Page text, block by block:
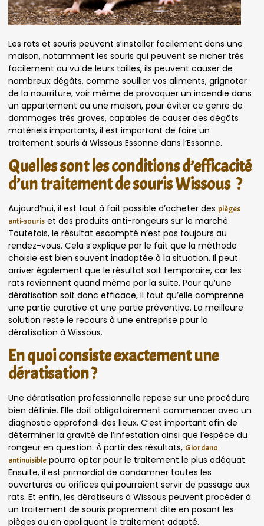
Les rats et souris peuvent s’installer facilement dans une
maison, notamment les souris qui peuvent se nicher très
facilement au vu de leurs tailles, ils peuvent causer de
nombreux dégâts, comme souiller vos aliments, grignoter
de la nourriture, voir même de provoquer un incendie dans
un appartement ou une maison, pour éviter ce genre de
dommages très graves, capables de causer des dégâts
matériels importants, il est important de faire un
traitement souris à Wissous Essonne dans l’Essonne.
Quelles sont les conditions d’efficacité
d’un traitement de souris Wissous ?
Aujourd’hui, il est tout à fait possible d’acheter des pièges
anti-souris et des produits anti-rongeurs sur le marché.
Toutefois, le résultat escompté n’est pas toujours au
rendez-vous. Cela s’explique par le fait que la méthode
choisie est bien souvent inadaptée à la situation. Il peut
arriver également que le résultat soit temporaire, car les
rats reviennent quand même par la suite. Pour qu’une
dératisation soit donc efficace, il faut qu’elle comprenne
une partie curative et une partie préventive. La meilleure
solution reste le recours à une entreprise pour la
dératisation à Wissous.
En quoi consiste exactement une
dératisation ?
Une dératisation professionnelle repose sur une procédure
bien définie. Elle doit obligatoirement commencer avec un
diagnostic approfondi des lieux. C’est important afin de
déterminer la gravité de l’infestation ainsi que l’espèce du
rongeur en question. À partir des résultats, Giordano
antinuisible pourra opter pour le traitement le plus adéquat.
Ensuite, il est primordial de condamner toutes les
ouvertures ou orifices qui pourraient servir de passage aux
rats. Et enfin, les dératiseurs à Wissous peuvent procéder à
un traitement de souris proprement dite en posant les
pièges ou en appliquant le traitement adapté.